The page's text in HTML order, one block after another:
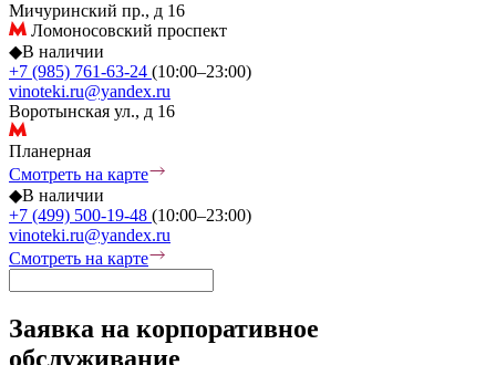
Мичуринский пр., д 16
Ломоносовский проспект
◆В наличии
+7 (985) 761-63-24 (10:00–23:00)
vinoteki.ru@yandex.ru
Воротынская ул., д 16
Планерная
Смотреть на карте
◆В наличии
+7 (499) 500-19-48 (10:00–23:00)
vinoteki.ru@yandex.ru
Смотреть на карте
Заявка на корпоративное
обслуживание